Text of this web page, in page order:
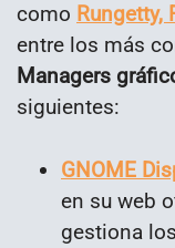
como Rungetty,
entre los más
Managers
siguientes:
GNOME
en su web
gestiona